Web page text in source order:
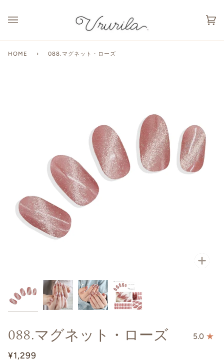
HOME › 088.マグネット・ローズ
088.マグネット・ローズ 5.0
¥1,299